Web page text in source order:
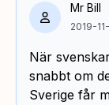
Mr Bill
2019-
När
snabbt om
Sverige får